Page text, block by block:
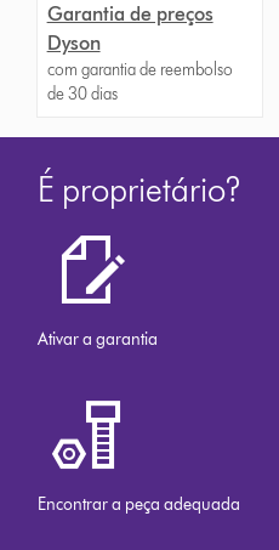
Garantia de preços
Dyson
com garantia de reembolso
de 30 dias
É proprietário?
Ativar a garantia
Encontrar a peça adequada